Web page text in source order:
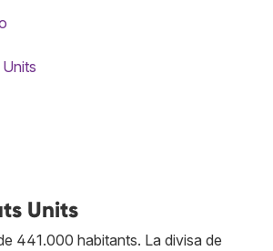
Units
441.000 habitants. La divisa de